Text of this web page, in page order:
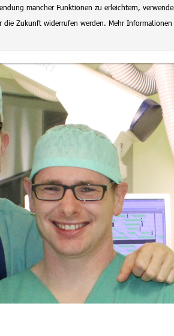
mancher Funktionen zu erleichtern,
Zukunft widerrufen werden. Mehr